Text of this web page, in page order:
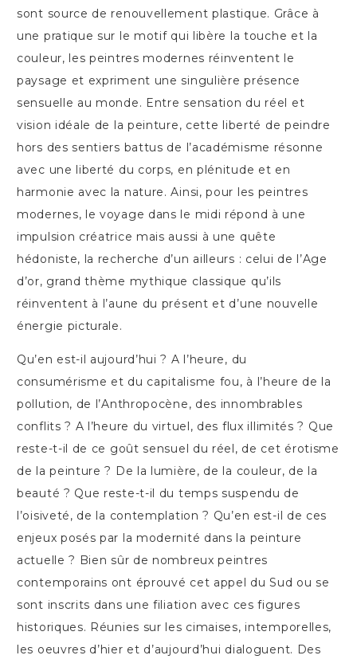
sont source de renouvellement plastique. Grâce à
une pratique sur le motif qui libère la touche et la
couleur, les peintres modernes réinventent le
paysage et expriment une singulière présence
sensuelle au monde. Entre sensation du réel et
vision idéale de la peinture, cette liberté de peindre
hors des sentiers battus de l’académisme résonne
avec une liberté du corps, en plénitude et en
harmonie avec la nature. Ainsi, pour les peintres
modernes, le voyage dans le midi répond à une
impulsion créatrice mais aussi à une quête
hédoniste, la recherche d’un ailleurs : celui de l’Age
d’or, grand thème mythique classique qu’ils
réinventent à l’aune du présent et d’une nouvelle
énergie picturale.
Qu’en est-il aujourd’hui ? A l’heure, du
consumérisme et du capitalisme fou, à l’heure de la
pollution, de l’Anthropocène, des innombrables
conflits ? A l’heure du virtuel, des flux illimités ? Que
reste-t-il de ce goût sensuel du réel, de cet érotisme
de la peinture ? De la lumière, de la couleur, de la
beauté ? Que reste-t-il du temps suspendu de
l’oisiveté, de la contemplation ? Qu’en est-il de ces
enjeux posés par la modernité dans la peinture
actuelle ? Bien sûr de nombreux peintres
contemporains ont éprouvé cet appel du Sud ou se
sont inscrits dans une filiation avec ces figures
historiques. Réunies sur les cimaises, intemporelles,
les oeuvres d’hier et d’aujourd’hui dialoguent. Des